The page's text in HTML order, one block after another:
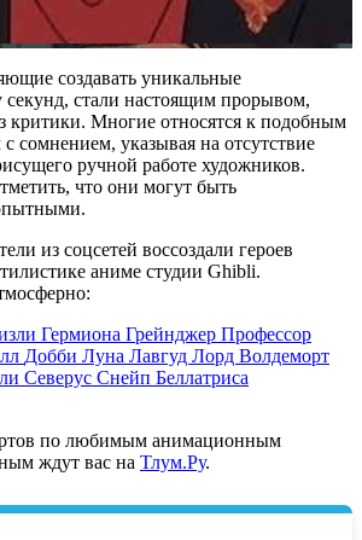
создавать уникальные
секунд, стали настоящим прорывом,
критики. Многие относятся к подобным
сомнением, указывая на отсутствие
ручной работе художников.
что они могут быть
из соцсетей воссоздали героев
аниме студии Ghibli.
Гермиона Грейнджер Профессор
Добби Луна Лавгуд Лорд Волдеморт
Северус Снейп Беллатриса
по любимым анимационным
ждут вас на Тлум.Ру.